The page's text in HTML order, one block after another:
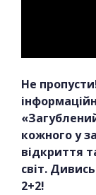
Не
кожного у
відкриття
світ.
2+2!